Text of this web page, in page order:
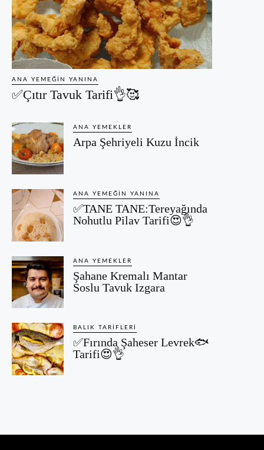
ANA YEMEĞIN YANINA
✅Çıtır Tavuk Tarifi👌🥰
ANA YEMEKLER
Arpa Şehriyeli Kuzu İncik
ANA YEMEĞIN YANINA
✅TANE TANE:Tereyağında
Nohutlu Pilav Tarifi😍👌
ANA YEMEKLER
Şahane Kremalı Mantar
Soslu Tavuk Izgara
BALIK TARIFLERI
✅Fırında Şaheser Levrek🐟
Tarifi😍👌